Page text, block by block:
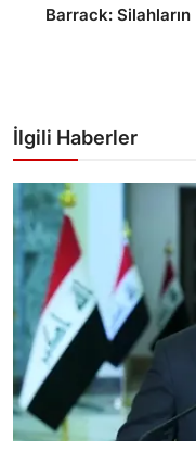
Barrack: Silahların
İlgili Haberler